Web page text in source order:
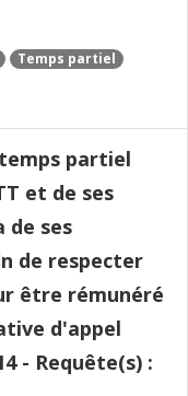
Temps partiel
partiel
et de ses
de ses
de respecter
être rémunéré
d'appel
- Requête(s) :